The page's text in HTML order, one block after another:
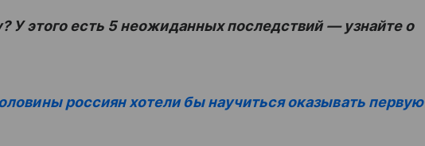
У этого есть 5 неожиданных последствий — узнайте о
россиян хотели бы научиться оказывать первую